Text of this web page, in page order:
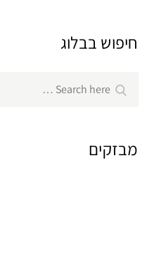
חיפוש בבלוג
for:
Search
מבזקים